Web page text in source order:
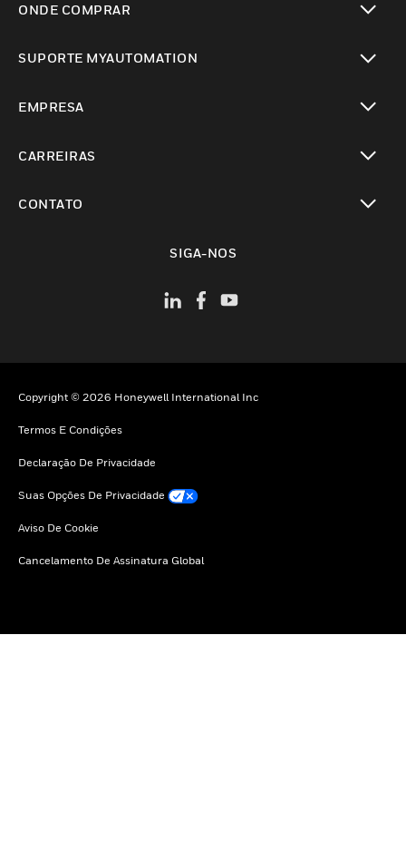
ONDE COMPRAR
SUPORTE MYAUTOMATION
EMPRESA
CARREIRAS
CONTATO
SIGA-NOS
Copyright © 2026 Honeywell International Inc
Termos E Condições
Declaração De Privacidade
Suas Opções De Privacidade
Aviso De Cookie
Cancelamento De Assinatura Global